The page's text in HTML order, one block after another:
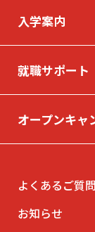
入学案内
就職サポート
オープンキャ
よくあるご質問
お知らせ